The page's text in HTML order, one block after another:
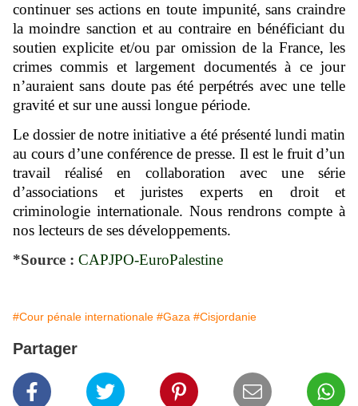
continuer ses actions en toute impunité, sans craindre
la moindre sanction et au contraire en bénéficiant du
soutien explicite et/ou par omission de la France, les
crimes commis et largement documentés à ce jour
n’auraient sans doute pas été perpétrés avec une telle
gravité et sur une aussi longue période.
Le dossier de notre initiative a été présenté lundi matin
au cours d’une conférence de presse. Il est le fruit d’un
travail réalisé en collaboration avec une série
d’associations et juristes experts en droit et
criminologie internationale. Nous rendrons compte à
nos lecteurs de ses développements.
*Source : CAPJPO-EuroPalestine
#Cour pénale internationale #Gaza #Cisjordanie
Partager